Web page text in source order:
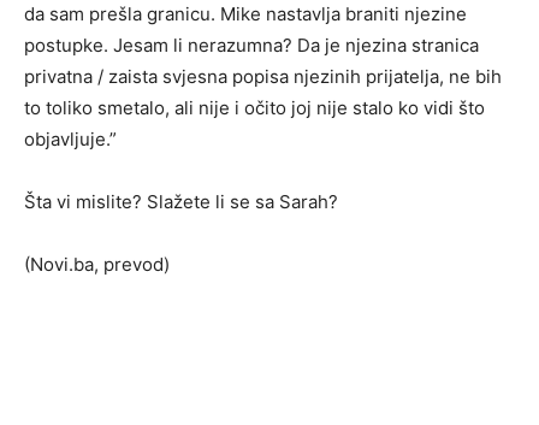
da sam prešla granicu. Mike nastavlja braniti njezine
postupke. Jesam li nerazumna? Da je njezina stranica
privatna / zaista svjesna popisa njezinih prijatelja, ne bih
to toliko smetalo, ali nije i očito joj nije stalo ko vidi što
objavljuje.”
Šta vi mislite? Slažete li se sa Sarah?
(Novi.ba, prevod)